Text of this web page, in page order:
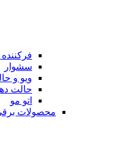
سشوار
ویو و
حالت
اتو مو
محصولات